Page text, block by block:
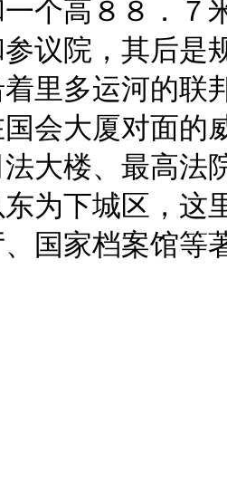
个高８８．７
议院，其后是
里多运河的联
会大厦对面的
大楼、最高法
东为下城区，这
、国家档案馆等